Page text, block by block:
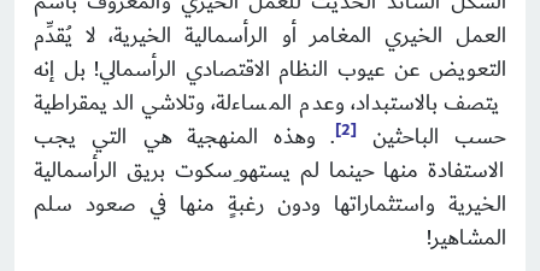
العمل الخيري المغامر أو الرأسمالية الخيرية، لا يُقدِّم
التعويض عن عيوب النظام الاقتصادي الرأسمالي! بل إنه
يتصف بالاستبداد، وعدم المساءلة، وتلاشي الديمقراطية
حسب الباحثين [2]
. وهذه المنهجية هي التي يجب
الاستفادة منها حينما لم يستهو ِسكوت بريق الرأسمالية
الخيرية واستثماراتها ودون رغبةٍ منها في صعود سلم
المشاهير!